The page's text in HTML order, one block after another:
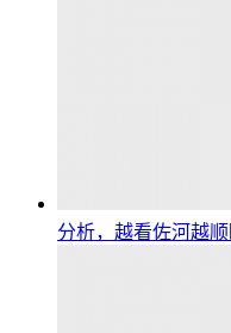
分析，越看佐河越